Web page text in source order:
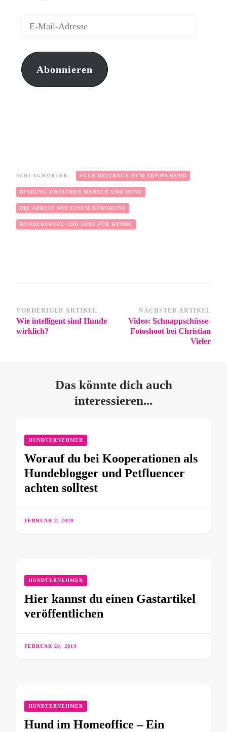
Abonnieren
SCHLAGWÖRTER: ALLE BEITRÄGE ZUM THEMA HUND
BINDUNG ZWISCHEN MENSCH UND HUND
DIE ARBEIT MIT EINEM BÜROHUND
HUNDEBERUFE UND JOBS FÜR HUNDE
VORHERIGER ARTIKEL
Wie intelligent sind Hunde
wirklich?
NÄCHSTER ARTIKEL
Video: Schnappschüsse-
Fotoshoot bei Christian
Vieler
Das könnte dich auch
interessieren...
HUNDTERNEHMER
Worauf du bei Kooperationen als
Hundeblogger und Petfluencer
achten solltest
FEBRUAR 2, 2020
HUNDTERNEHMER
Hier kannst du einen Gastartikel
veröffentlichen
FEBRUAR 28, 2019
HUNDTERNEHMER
Hund im Homeoffice – Ein